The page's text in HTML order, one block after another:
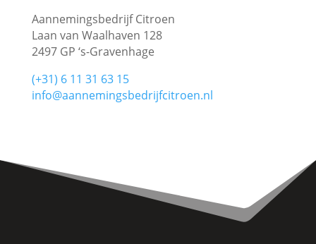
Aannemingsbedrijf Citroen
Laan van Waalhaven 128
2497 GP ‘s-Gravenhage
(+31) 6 11 31 63 15
info@aannemingsbedrijfcitroen.nl